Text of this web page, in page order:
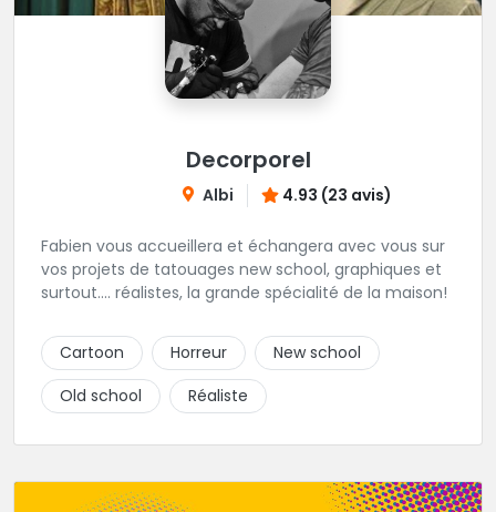
Decorporel
Albi 4.93 (23 avis)
Fabien vous accueillera et échangera avec vous sur
vos projets de tatouages new school, graphiques et
surtout.... réalistes, la grande spécialité de la maison!
Cartoon Horreur
New school
Old school
Réaliste